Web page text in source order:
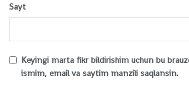
Sayt
Keyingi marta fikr bildirishim uchun bu
ismim, email va saytim manzili saqlansin.